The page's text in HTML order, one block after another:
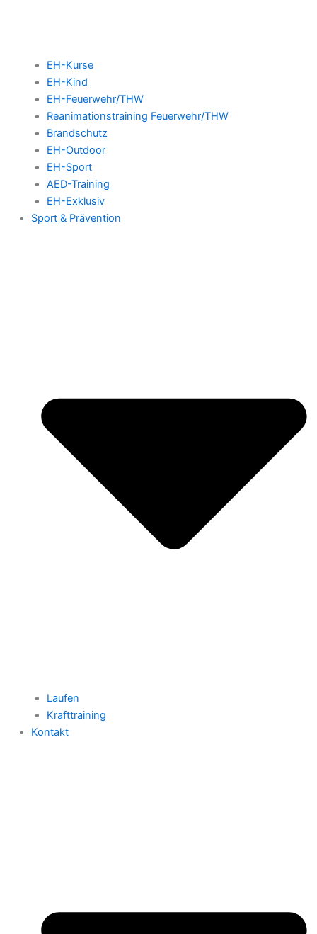
EH-Kurse
EH-Kind
EH-Feuerwehr/THW
Reanimationstraining Feuerwehr/THW
Brandschutz
EH-Outdoor
EH-Sport
AED-Training
EH-Exklusiv
Sport & Prävention
Laufen
Krafttraining
Kontakt